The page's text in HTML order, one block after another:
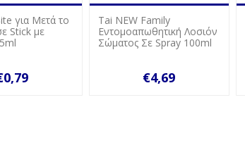
Λοσιόν
Spray 100ml
Miss Sandy Family
Εντομοαπωθητική Lotion
100ml
€2,04